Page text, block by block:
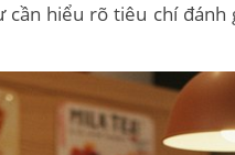
hiểu rõ tiêu chí